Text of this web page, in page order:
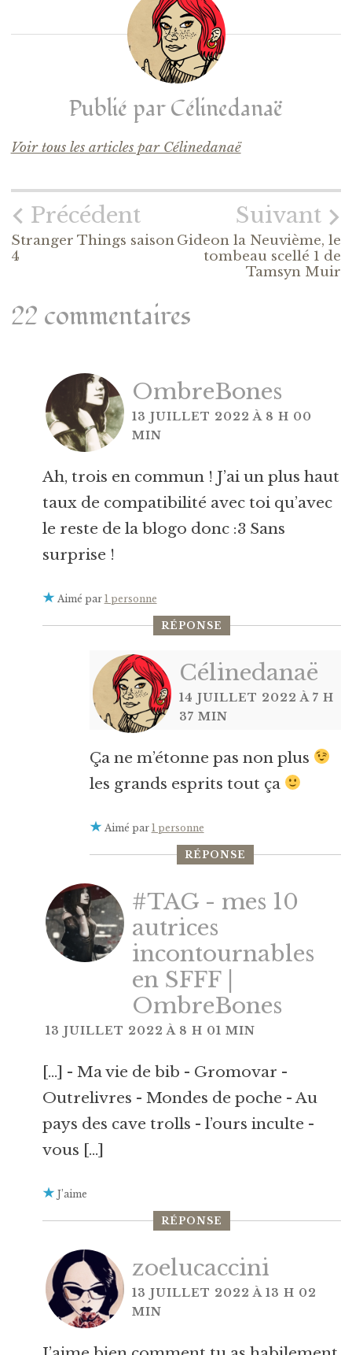
Publié parCélinedanaë
Voir tous les articles par Célinedanaë
Précédent
Stranger Things saison
4
Suivant
Gideon la Neuvième, le
tombeau scellé 1 de
Tamsyn Muir
22 commentaires
OmbreBones
13 JUILLET 2022 À 8 H 00
MIN
Ah, trois en commun ! J’ai un plus haut
taux de compatibilité avec toi qu’avec
le reste de la blogo donc :3 Sans
surprise !
Aimé par 1 personne
RÉPONSE
Célinedanaë
14 JUILLET 2022 À 7 H
37 MIN
Ça ne m’étonne pas non plus
les grands esprits tout ça
Aimé par 1 personne
RÉPONSE
#TAG - mes 10
autrices
incontournables
en SFFF |
OmbreBones
13 JUILLET 2022 À 8 H 01 MIN
[…] - Ma vie de bib - Gromovar -
Outrelivres - Mondes de poche - Au
pays des cave trolls - l’ours inculte -
vous […]
J’aime
RÉPONSE
zoelucaccini
13 JUILLET 2022 À 13 H 02
MIN